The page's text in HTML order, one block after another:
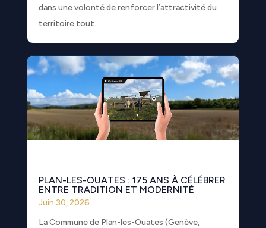
dans une volonté de renforcer l’attractivité du
territoire tout...
PLAN-LES-OUATES : 175 ANS À CÉLÉBRER
ENTRE TRADITION ET MODERNITÉ
Juin 30, 2026
La Commune de Plan-les-Ouates (Genève,